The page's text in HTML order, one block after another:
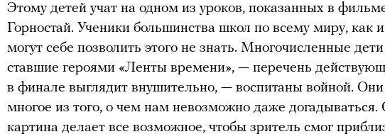
Этому детей учат на одном из уроков, показанных в
Горностай. Ученики большинства школ по всему миру, как
могут себе позволить этого не знать. Многочисленные
ставшие героями «Ленты времени», — перечень
в финале выглядит внушительно, — воспитаны войной.
многое из того, о чем нам невозможно даже догадываться.
картина делает все возможное, чтобы зритель смог